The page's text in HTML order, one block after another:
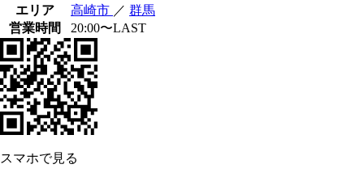
エリア
高崎市 ／ 群馬
営業時間
20:00〜LAST
スマホで見る